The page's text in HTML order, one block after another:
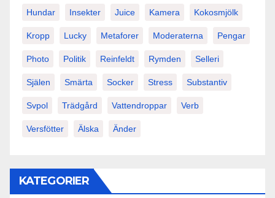
Hundar Insekter Juice Kamera Kokosmjölk
Kropp Lucky Metaforer Moderaterna Pengar
Photo Politik Reinfeldt Rymden Selleri
Själen Smärta Socker Stress Substantiv
Svpol Trädgård Vattendroppar Verb
Versfötter Älska Änder
KATEGORIER